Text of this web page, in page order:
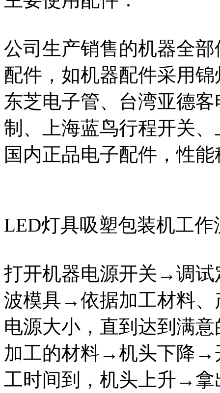
公司生产销售的机器全
配件，如机器配件采用
东芝电子管、台湾亚德
制、上海蓝鸟行程开关
国内正品电子配件，性
LED灯具吸塑包装机工作
打开机器电源开关→调试
波模具→依据加工材料、
电源大小，直到达到满
加工的材料→机头下降
工时间到，机头上升→拿